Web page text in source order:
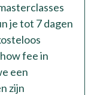
je tot 7 dagen
fee in
een
zijn